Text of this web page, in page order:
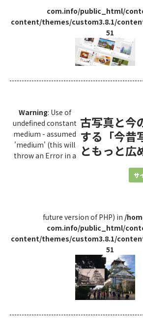
com.info/public_html/
content/themes/custom3.8.1/
51
古写真と今
する「今昔
ともっと広
サ
Warning: Use of
undefined constant
medium - assumed
'medium' (this will
throw an Error in a
future version of PHP) in /
com.info/public_html/
content/themes/custom3.8.1/
51